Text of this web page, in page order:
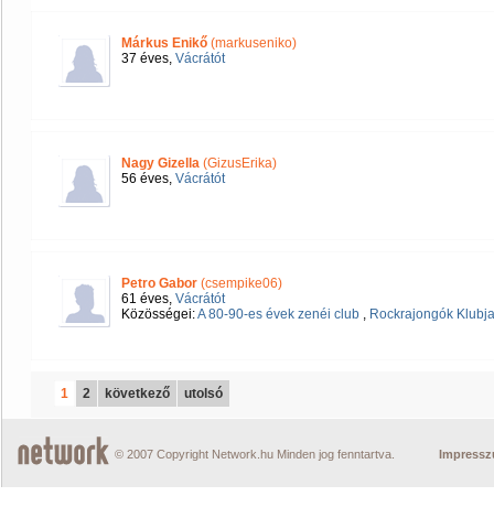
Márkus Enikő (markuseniko)
37 éves, Vácrátót
Nagy Gizella (GizusErika)
56 éves, Vácrátót
Petro Gabor (csempike06)
61 éves, Vácrátót
Közösségei:A 80-90-es évek zenéi club , Rockrajongók Klubja
1 2 következő utolsó
© 2007 Copyright Network.hu Minden jog fenntartva.